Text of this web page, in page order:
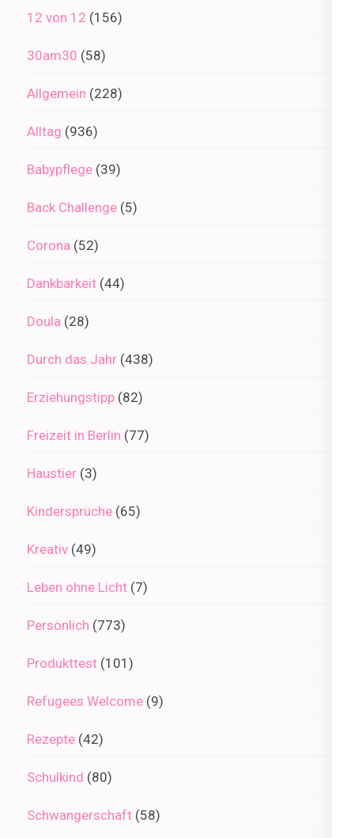
12 von 12 (156)
30am30 (58)
Allgemein (228)
Alltag (936)
Babypflege (39)
Back Challenge (5)
Corona (52)
Dankbarkeit (44)
Doula (28)
Durch das Jahr (438)
Erziehungstipp (82)
Freizeit in Berlin (77)
Haustier (3)
Kindersprüche (65)
Kreativ (49)
Leben ohne Licht (7)
Persönlich (773)
Produkttest (101)
Refugees Welcome (9)
Rezepte (42)
Schulkind (80)
Schwangerschaft (58)